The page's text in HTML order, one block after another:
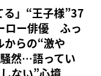
る」“王子様”37
ロー俳優 ふっ
からの“激や
然…語ってい